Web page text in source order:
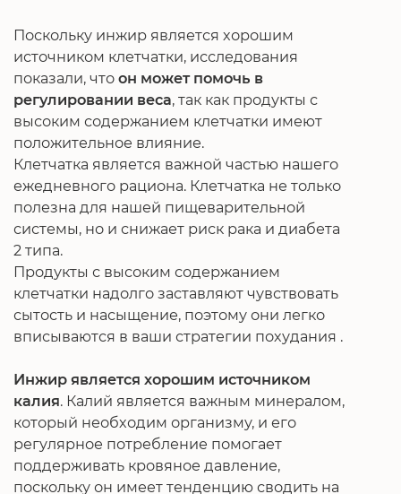
Поскольку инжир является хорошим
источником клетчатки, исследования
показали, что он может помочь в
регулировании веса, так как продукты с
высоким содержанием клетчатки имеют
положительное влияние.
Клетчатка является важной частью нашего
ежедневного рациона. Клетчатка не только
полезна для нашей пищеварительной
системы, но и снижает риск рака и диабета
2 типа.
Продукты с высоким содержанием
клетчатки надолго заставляют чувствовать
сытость и насыщение, поэтому они легко
вписываются в ваши стратегии похудания .
Инжир является хорошим источником
калия. Калий является важным минералом,
который необходим организму, и его
регулярное потребление помогает
поддерживать кровяное давление,
поскольку он имеет тенденцию сводить на